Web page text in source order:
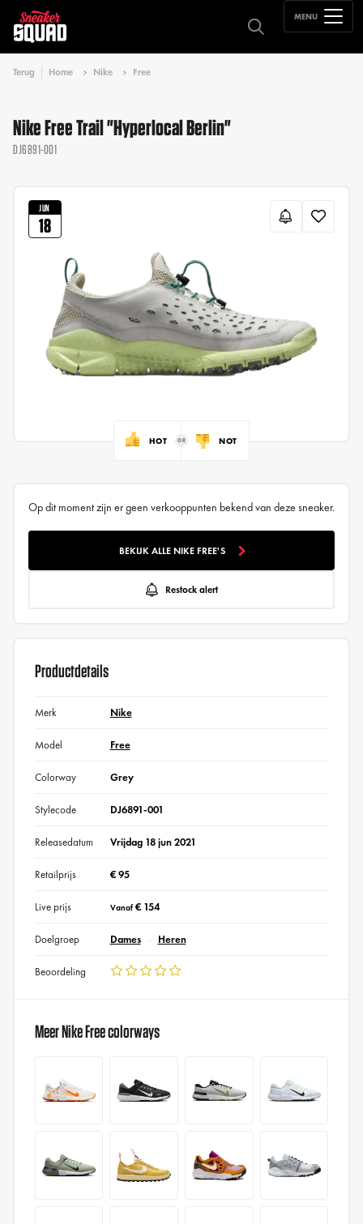
MENU
Terug Home Nike Free
Nike Free Trail "Hyperlocal Berlin"
DJ6891-001
JUN
18
HOT NOT
Op dit moment zijn er geen verkooppunten bekend van deze sneaker.
BEKIJK ALLE NIKE FREE'S
Restock alert
Productdetails
Merk Nike
Model Free
Colorway Grey
Stylecode DJ6891-001
Releasedatum Vrijdag 18 jun 2021
Retailprijs € 95
Live prijs Vanaf€ 154
Doelgroep Dames Heren
Beoordeling
Meer Nike Free colorways